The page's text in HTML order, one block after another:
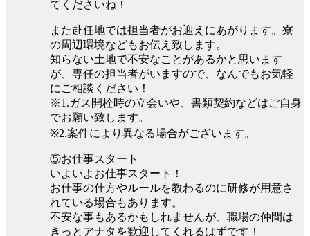
てくださいね！
また赴任地では担当者がお迎えにあがります。寮
の周辺環境などもお伝え致します。
知らない土地で不安なことがあるかと思います
が、専任の担当者がいますので、なんでもお気軽
にご相談ください！
※1.ガス開栓時の立会いや、書類契約などはご自身
でお願い致します。
※2.案件により異なる場合がございます。
⑤お仕事スタート
いよいよお仕事スタート！
お仕事の仕方やルールを教わるのに研修が用意さ
れている場合もあります。
不安な事もあるかもしれませんが、職場の仲間は
きっとアナタを歓迎してくれるはずです！